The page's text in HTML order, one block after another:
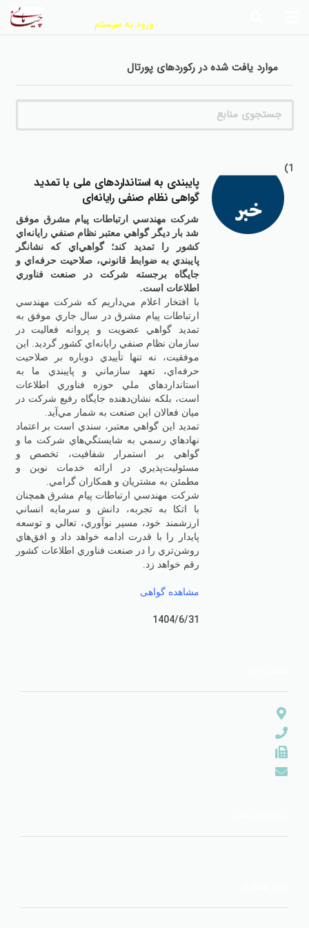
ورود به سیستم
موارد يافت شده در رکوردهاي پورتال‌
1)
پايبندي به استانداردهاي ملي با تمديد
گواهي نظام صنفي رايانه‌اي
شركت مهندسي ارتباطات پيام مشرق موفق
شد بار ديگر گواهي معتبر نظام صنفي رايانه‌اي
كشور را تمديد كند؛ گواهي‌اي كه نشانگر
پايبندي به ضوابط قانوني، صلاحيت حرفه‌اي و
جايگاه برجسته شركت در صنعت فناوري
اطلاعات است.
با افتخار اعلام مي‌داريم كه شركت مهندسي
ارتباطات پيام مشرق در سال جاري موفق به
تمديد گواهي عضويت و پروانه فعاليت در
سازمان نظام صنفي رايانه‌اي كشور گرديد. اين
موفقيت، نه تنها تأييدي دوباره بر صلاحيت
حرفه‌اي، تعهد سازماني و پايبندي ما به
استانداردهاي ملي حوزه فناوري اطلاعات
است، بلكه نشان‌دهنده جايگاه رفيع شركت در
ميان فعالان اين صنعت به شمار مي‌آيد.
تمديد اين گواهي معتبر، سندي است بر اعتماد
نهادهاي رسمي به شايستگي‌هاي شركت ما و
گواهي بر استمرار شفافيت، تخصص و
مسئوليت‌پذيري در ارائه خدمات نوين و
مطمئن به مشتريان و همكاران گرامي.
شركت مهندسي ارتباطات پيام مشرق همچنان
با اتكا به تجربه، دانش و سرمايه انساني
ارزشمند خود، مسير نوآوري، تعالي و توسعه
پايدار را با قدرت ادامه خواهد داد و افق‌هاي
روشن‌تري را در صنعت فناوري اطلاعات كشور
رقم خواهد زد.
مشاهده گواهی
1404/6/31